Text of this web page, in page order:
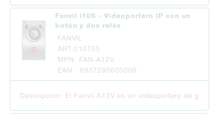
Fanvil i10S - Videoportero IP con un
botón y dos relés
FANVIL
ART-210755
MPN: FAN-A12V
EAN 6937295605006
Descripción: El Fanvil A12V es un videoportero de